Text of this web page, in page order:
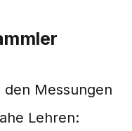
Messungen
Lehren: